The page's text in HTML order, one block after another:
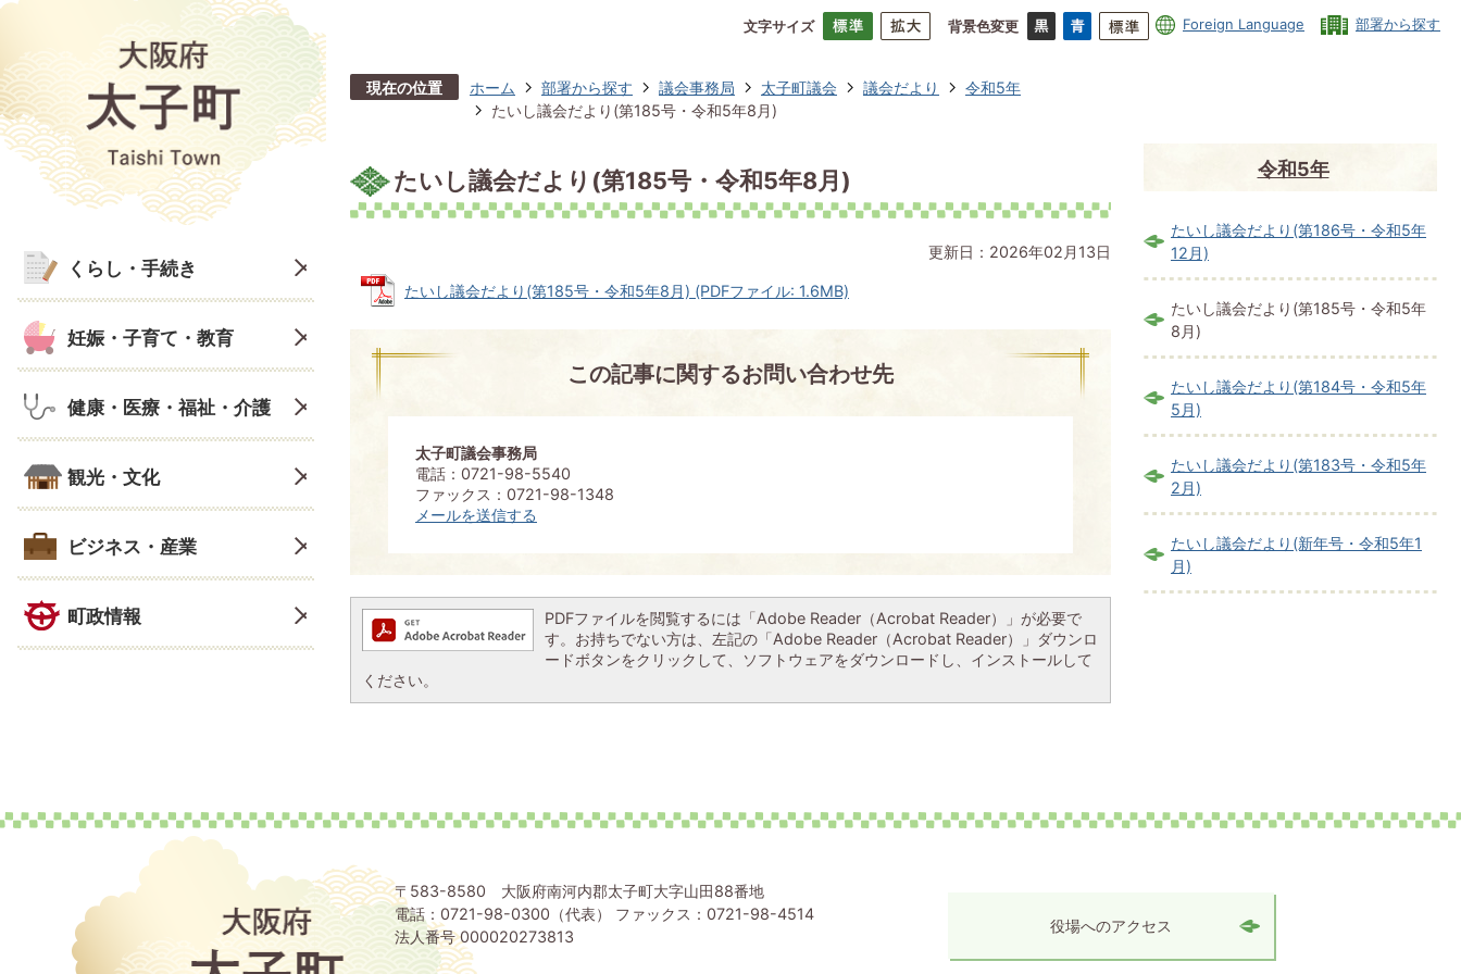
文字サイズ 背景色変更 Foreign Language 部署から探す
くらし・手続き
妊娠・子育て・教育
健康・医療・福祉・介護
観光・文化
ビジネス・産業
町政情報
現在の位置 ホーム 部署から探す 議会事務局 太子町議会 議会だより
令和5年
たいし議会だより(第185号・令和5年8月)
たいし議会だより(第185号・令和5年8月)
更新日：2026年02月13日
たいし議会だより(第185号・令和5年8月) (PDFファイル: 1.6MB)
この記事に関するお問い合わせ先
太子町議会事務局
電話：0721-98-5540
ファックス：0721-98-1348
メールを送信する
PDFファイルを閲覧するには「Adobe Reader（Acrobat Reader）」が必要で
す。お持ちでない方は、左記の「Adobe Reader（Acrobat Reader）」ダウンロ
ードボタンをクリックして、ソフトウェアをダウンロードし、インストールして
ください。
令和5年
たいし議会だより(第186号・令和5年
12月)
たいし議会だより(第185号・令和5年
8月)
たいし議会だより(第184号・令和5年
5月)
たいし議会だより(第183号・令和5年
2月)
たいし議会だより(新年号・令和5年1
月)
〒583-8580 大阪府南河内郡太子町大字山田88番地
電話：0721-98-0300（代表） ファックス：0721-98-4514
法人番号 000020273813
役場へのアクセス